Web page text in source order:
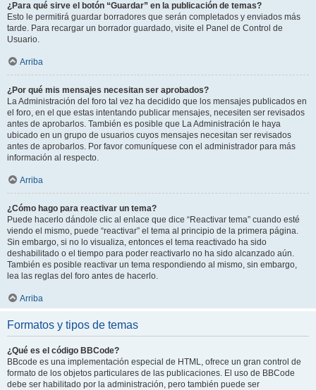
¿Para qué sirve el botón “Guardar” en la publicación de temas?
Esto le permitirá guardar borradores que serán completados y enviados más
tarde. Para recargar un borrador guardado, visite el Panel de Control de
Usuario.
Arriba
¿Por qué mis mensajes necesitan ser aprobados?
La Administración del foro tal vez ha decidido que los mensajes publicados en
el foro, en el que estas intentando publicar mensajes, necesiten ser revisados
antes de aprobarlos. También es posible que La Administración le haya
ubicado en un grupo de usuarios cuyos mensajes necesitan ser revisados
antes de aprobarlos. Por favor comuníquese con el administrador para más
información al respecto.
Arriba
¿Cómo hago para reactivar un tema?
Puede hacerlo dándole clic al enlace que dice “Reactivar tema” cuando esté
viendo el mismo, puede “reactivar” el tema al principio de la primera página.
Sin embargo, si no lo visualiza, entonces el tema reactivado ha sido
deshabilitado o el tiempo para poder reactivarlo no ha sido alcanzado aún.
También es posible reactivar un tema respondiendo al mismo, sin embargo,
lea las reglas del foro antes de hacerlo.
Arriba
Formatos y tipos de temas
¿Qué es el código BBCode?
BBcode es una implementación especial de HTML, ofrece un gran control de
formato de los objetos particulares de las publicaciones. El uso de BBCode
debe ser habilitado por la administración, pero también puede ser